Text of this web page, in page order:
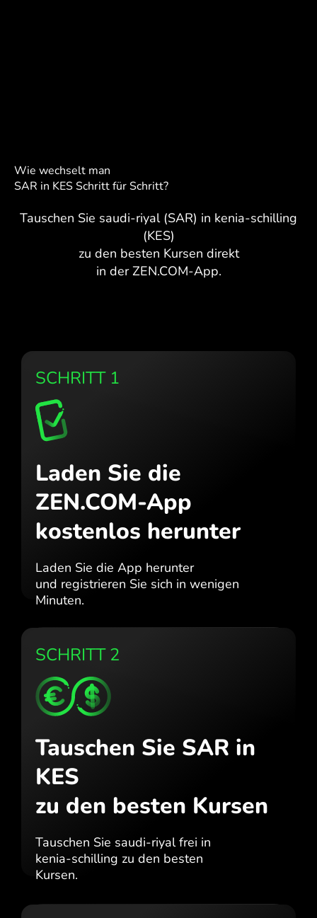
Wie wechselt man
SAR in KES Schritt für Schritt?
Tauschen Sie saudi-riyal (SAR) in kenia-schilling
(KES)
zu den besten Kursen direkt
in der ZEN.COM-App.
SCHRITT 1
Laden Sie die
ZEN.COM-App
kostenlos herunter
Laden Sie die App herunter
und registrieren Sie sich in wenigen
Minuten.
SCHRITT 2
Tauschen Sie SAR in
KES
zu den besten Kursen
Tauschen Sie saudi-riyal frei in
kenia-schilling zu den besten
Kursen.